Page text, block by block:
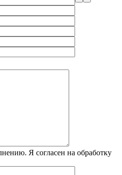
Я согласен на обработку